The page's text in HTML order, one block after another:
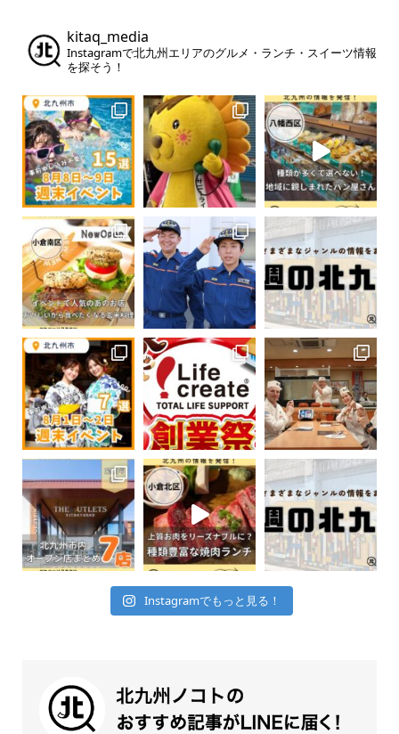
kitaq_media
Instagramで北九州エリアのグルメ・ランチ・スイーツ情報
を探そう！
Instagramでもっと見る！